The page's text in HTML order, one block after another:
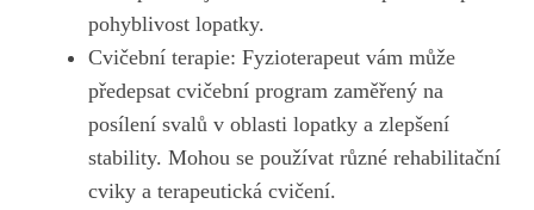
pohyblivost lopatky.
Cvičební terapie: Fyzioterapeut vám může
předepsat cvičební program zaměřený na
posílení svalů v oblasti lopatky a zlepšení
stability. Mohou se používat různé rehabilitační
cviky a terapeutická cvičení.